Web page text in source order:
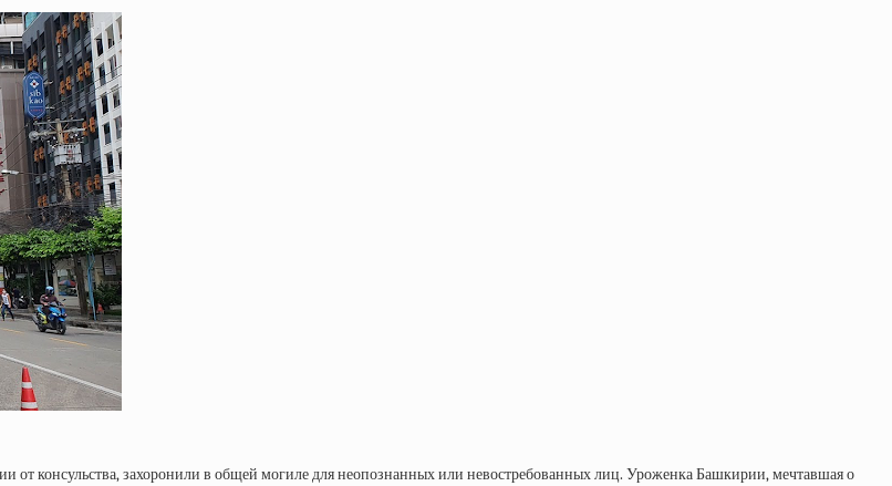
от консульства, захоронили в общей могиле для неопознанных или невостребованных лиц. Уроженка Башкирии, мечтавшая о